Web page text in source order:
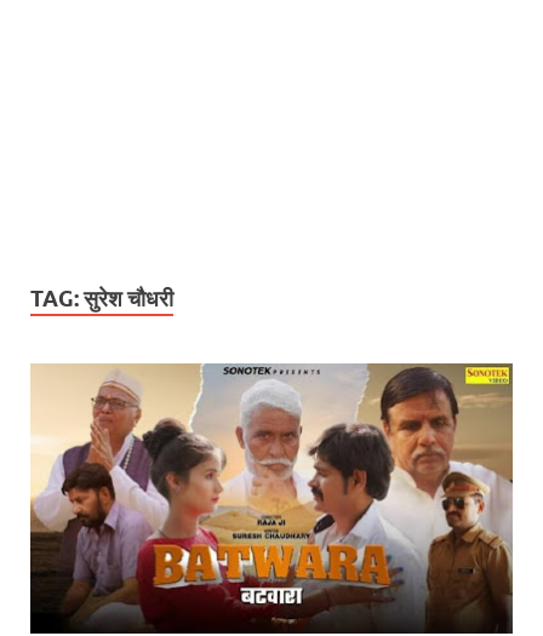
TAG:सुरेश चौधरी